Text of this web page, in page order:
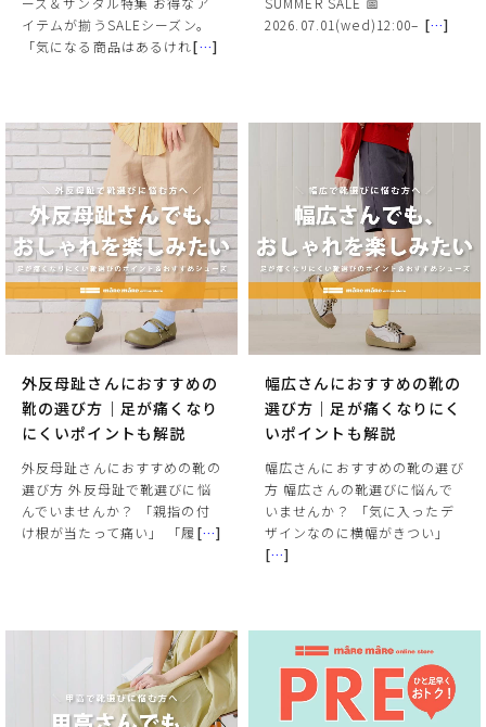
イテムが揃うSALEシーズン。
「気になる商品はあるけれ[…]
2026.07.01(wed)12:00– […]
外反母趾さんにおすすめの
靴の選び方｜足が痛くなり
にくいポイントも解説
外反母趾さんにおすすめの靴の
選び方 外反母趾で靴選びに悩
んでいませんか？ 「親指の付
け根が当たって痛い」 「履 […]
幅広さんにおすすめの靴の
選び方｜足が痛くなりにく
いポイントも解説
幅広さんにおすすめの靴の選び
方 幅広さんの靴選びに悩んで
いませんか？ 「気に入ったデ
ザインなのに横幅がきつい」
[…]